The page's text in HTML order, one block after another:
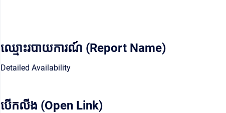
ឈ្មោះរបាយការណ៍ (Report Name)
Detailed Availability
បើកលីង (Open Link)